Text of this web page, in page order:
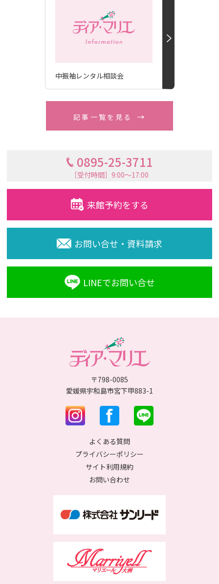
中振袖レンタル相談会
記事一覧を見る
0895-25-3711
［受付時間］9:00〜17:00
来館予約をする
お問い合せ・資料請求
LINEでお問い合せ
〒798-0085
愛媛県宇和島市宮下甲883-1
よくある質問
プライバシーポリシー
サイト利用規約
お問い合わせ